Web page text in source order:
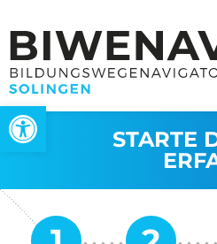
Werkzeugleiste öffnen
STARTE